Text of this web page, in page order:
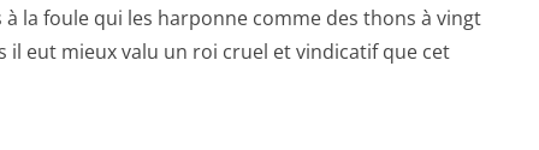
la foule qui les harponne comme des thons à vingt
il eut mieux valu un roi cruel et vindicatif que cet